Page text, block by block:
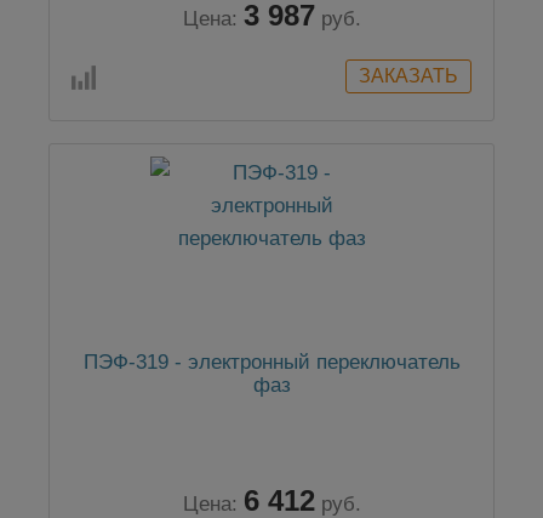
Цена: 3 987 руб.
ПЭФ-319 - электронный переключатель
фаз
Цена: 6 412 руб.